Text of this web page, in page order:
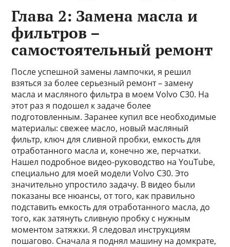
Глава 2: Замена масла и
фильтров –
самостоятельный ремонт
После успешной замены лампочки, я решил
взяться за более серьезный ремонт – замену
масла и масляного фильтра в моем Volvo C30. На
этот раз я подошел к задаче более
подготовленным. Заранее купил все необходимые
материалы: свежее масло, новый масляный
фильтр, ключ для сливной пробки, емкость для
отработанного масла и, конечно же, перчатки.
Нашел подробное видео-руководство на YouTube,
специально для моей модели Volvo C30. Это
значительно упростило задачу. В видео были
показаны все нюансы, от того, как правильно
подставить емкость для отработанного масла, до
того, как затянуть сливную пробку с нужным
моментом затяжки. Я следовал инструкциям
пошагово. Сначала я поднял машину на домкрате,